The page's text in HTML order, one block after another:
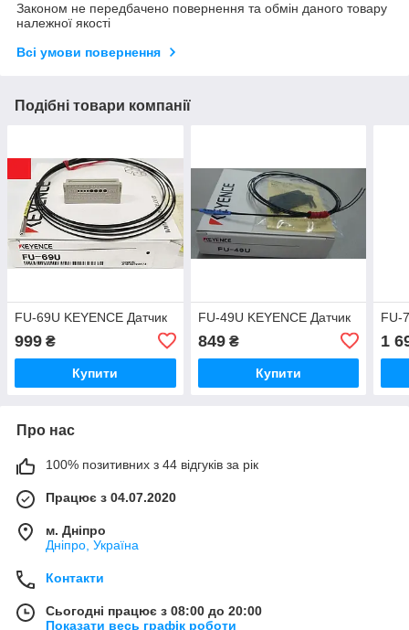
Законом не передбачено повернення та обмін даного товару
належної якості
Всі умови повернення
Подібні товари компанії
FU-69U KEYENCE Датчик
999 ₴
Купити
FU-49U KEYENCE Датчик
849₴
Купити
FU-
1
Про нас
100% позитивних з 44 відгуків за рік
Працює з 04.07.2020
м. Дніпро
Дніпро, Україна
Контакти
Сьогодні працює з 08:00 до 20:00
Показати весь графік роботи